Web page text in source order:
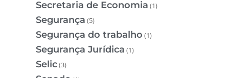
Secretaria de Economia (1)
Segurança (5)
Segurança do trabalho (1)
Segurança Jurídica (1)
Selic(3)